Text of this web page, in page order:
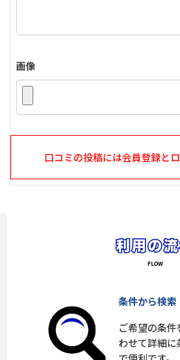
画像
口コミの投稿には会員登録と
条件から検索
ご希望の条
わせて詳細に